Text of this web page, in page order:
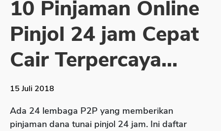
Sekuritas Saham
Bank Digital
Crypto
Assets Crypto
Asuransi Jiwa
10 Pinjaman Online
Pinjol 24 jam Cepat
Cair Terpercaya...
15 Juli 2018
Ada 24 lembaga P2P yang memberikan
pinjaman dana tunai pinjol 24 jam. Ini daftar